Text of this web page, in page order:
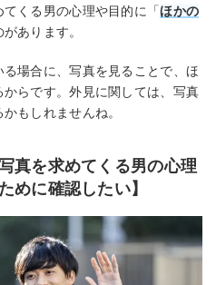
くる男の心理や目的に「ほかの
あります。
場合に、写真を見ることで、ほ
らです。外見に関しては、写真
もしれませんね。
真を求めてくる男の心理
めに確認したい】